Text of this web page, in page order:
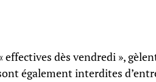
effectives dès vendredi »,
également interdites